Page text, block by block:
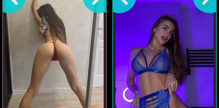
–
אנדריאנה
בחורה
מגשימה
פנטזיות